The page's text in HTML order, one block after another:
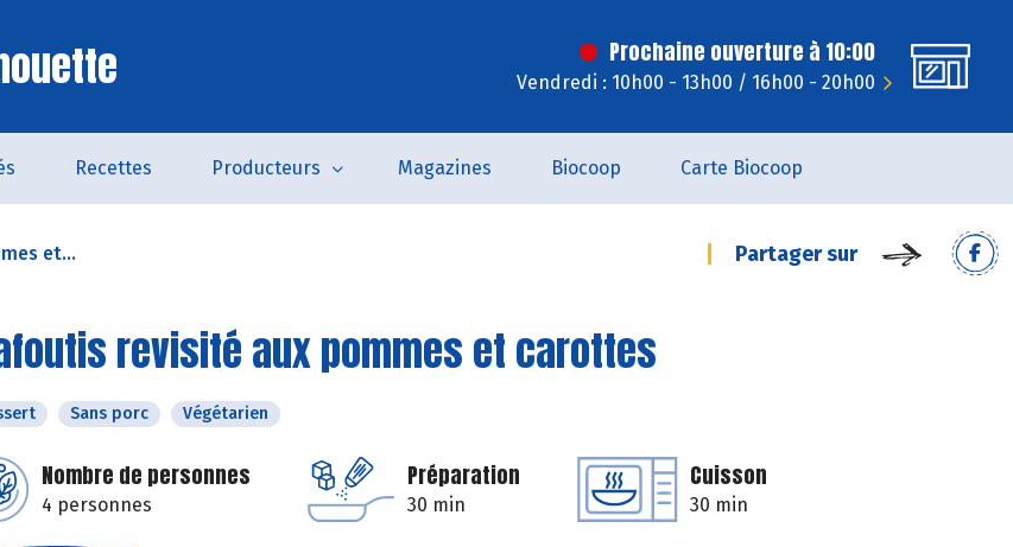
Prochaine ouverture à 10:00
Vendredi : 10h00 - 13h00 / 16h00 - 20h00
Recettes Producteurs Magazines Biocoop Carte Biocoop
et... Partager sur
revisité aux pommes et carottes
Sans porc Végétarien
Nombre de personnes
4 personnes
Préparation
30 min
Cuisson
30 min